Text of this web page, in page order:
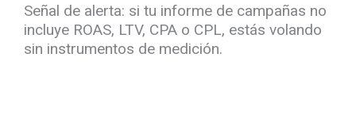
Señal de alerta: si tu informe de campañas no
incluye ROAS, LTV, CPA o CPL, estás volando
sin instrumentos de medición.